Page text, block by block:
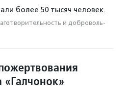
более 50 тысяч человек.
и доброволь­
«Галчонок»